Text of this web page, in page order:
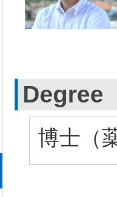
Degree
博士（